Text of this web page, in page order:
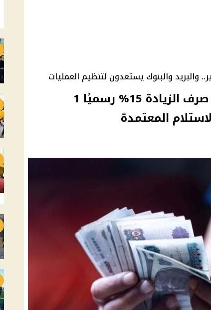
والبريد والبنوك يستعدون لتنظيم العمليات
معاشات أغسطس 2025.. صرف الزيادة 15% رسميًا 1
المعتمدة